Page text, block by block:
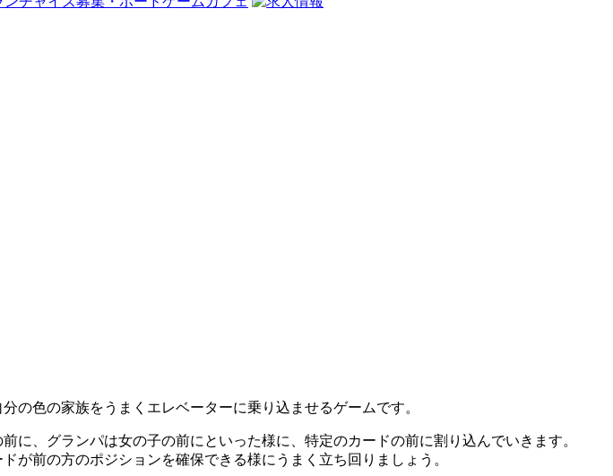
の色の家族をうまくエレベーターに乗り込ませるゲームです。
、グランパは女の子の前にといった様に、特定のカードの前に割り込んでいきます。
が前の方のポジションを確保できる様にうまく立ち回りましょう。